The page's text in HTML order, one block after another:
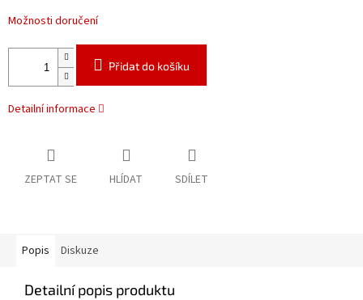
Možnosti doručení
Přidat do košíku
Detailní informace
ZEPTAT SE HLÍDAT SDÍLET
Popis Diskuze
Detailní popis produktu